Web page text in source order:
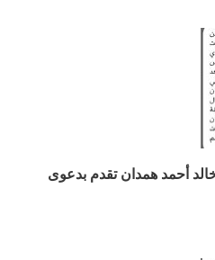
أحمد همدان تقدم بدعوى